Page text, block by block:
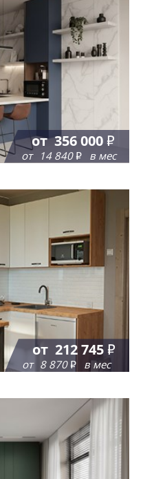
от 356 000
от 14 840 в мес
от 212 745
от 8 870 в мес